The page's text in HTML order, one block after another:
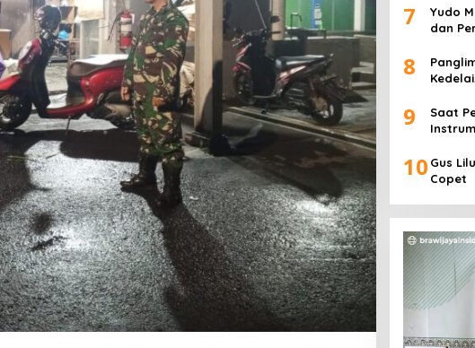
7
Yudo
dan
8
9
Saat
10 Gus
Copet